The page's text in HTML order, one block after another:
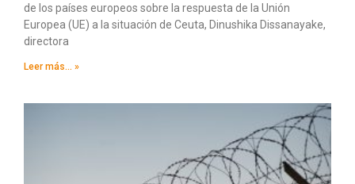
de los países europeos sobre la respuesta de la Unión
Europea (UE) a la situación de Ceuta, Dinushika Dissanayake,
directora
Leer más... »